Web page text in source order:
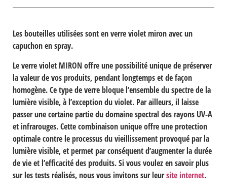
Les bouteilles utilisées sont enverre violet mironavec un
capuchon en spray.
Le verre violet MIRON offre une possibilité unique de préserver
la valeur de vos produits, pendant longtemps et de façon
homogène. Ce type de verre bloque l’ensemble du spectre de la
lumière visible, à l’exception du violet. Par ailleurs, il laisse
passer une certaine partie du domaine spectral des rayons UV-A
et infrarouges. Cette combinaison unique offre une protection
optimale contre le processus du vieillissement provoqué par la
lumière visible, et permet par conséquent d’augmenter la durée
de vie et l’efficacité des produits. Si vous voulez en savoir plus
sur les tests réalisés, nous vous invitons sur leursite internet.